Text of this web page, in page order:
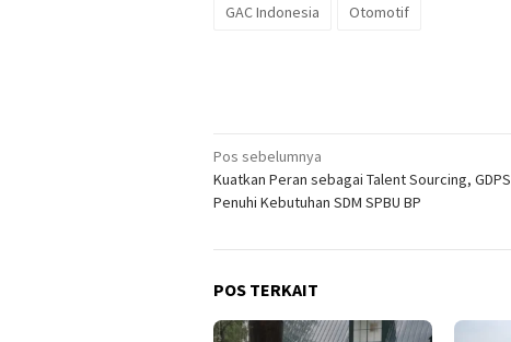
GAC Indonesia Otomotif
Navigasi
pos
Pos sebelumnya
Kuatkan Peran sebagai Talent Sourcing, GDPS
Penuhi Kebutuhan SDM SPBU BP
POS TERKAIT